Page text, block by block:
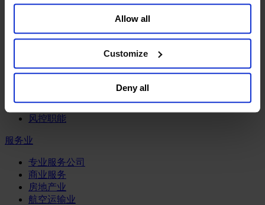
your data for targeted advertising, by clicking “Do Not
Sell or Share My Personal Information” in the footer of
the website. You must opt-out of each device and each
browser. For additional information and retention terms
general collection and use of personal information see
Allow all
Customize
Deny all
保险业
投资银行、企业银行与金融市场
私募股权投资行业
财富管理
零售金融服务
风控职能
服务业
专业服务公司
商业服务
房地产业
航空运输业